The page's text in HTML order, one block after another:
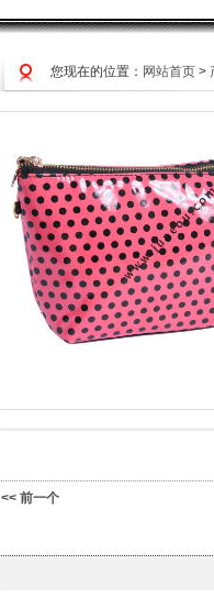
您现在的位置： 网站首页 >
<< 前一个